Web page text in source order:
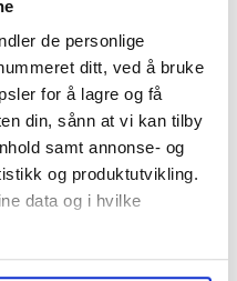
de personlige
ditt, ved å bruke
for å lagre og få
din, sånn at vi kan tilby
samt annonse- og
og produktutvikling.
data og i hvilke